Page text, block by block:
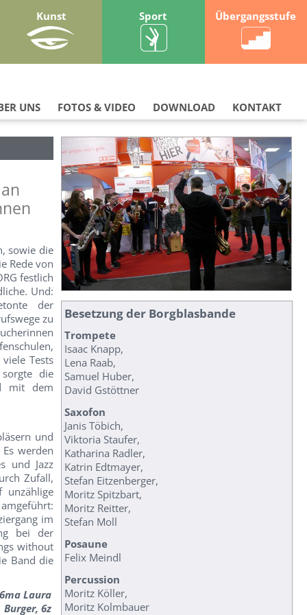
Kunst Sport Übergangsstufe
KONTAKT
DOWNLOAD
FOTOS & VIDEO
UNS
sowie die
Rede von
festlich
Und:
der
zu
Tests
die
mit dem
und
werden
und Jazz
Zufall,
unzählige
im
bei der
without
Band die
Laura
Burger, 6z
Besetzung der Borgblasbande
Trompete
Isaac Knapp,
Lena Raab,
Samuel Huber,
David Gstöttner
Saxofon
Janis Töbich,
Viktoria Staufer,
Katharina Radler,
Katrin Edtmayer,
Stefan Eitzenberger,
Moritz Spitzbart,
Moritz Reitter,
Stefan Moll
Posaune
Felix Meindl
Percussion
Moritz Köller,
Moritz Kolmbauer